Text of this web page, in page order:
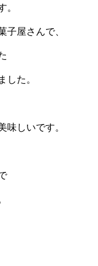
屋さんで、
した。
しいです。